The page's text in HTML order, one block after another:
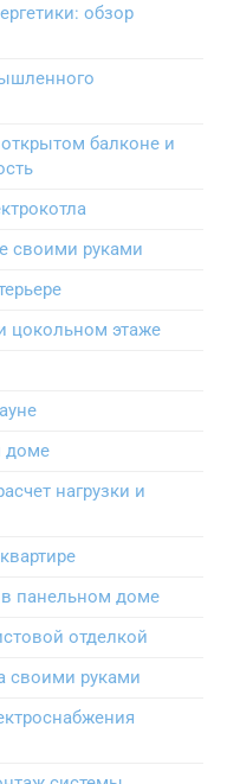
обзор
балконе и
своими руками
цокольном этаже
доме
нагрузки и
панельном доме
отделкой
своими руками